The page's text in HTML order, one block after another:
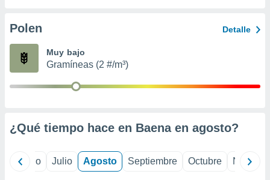
e
mediante
de
Polen Detalle
Muy bajo
Gramíneas (2 #/m³)
¿Qué tiempo hace en Baena en agosto?
Junio Julio Agosto Septiembre Octubre